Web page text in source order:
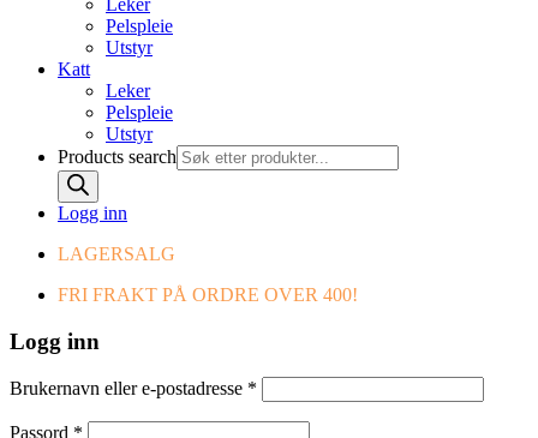
Leker
Pelspleie
Utstyr
Katt
Leker
Pelspleie
Utstyr
Products search
Logg inn
LAGERSALG
FRI FRAKT PÅ ORDRE OVER 400!
Logg inn
Brukernavn eller e-postadresse *
Passord *